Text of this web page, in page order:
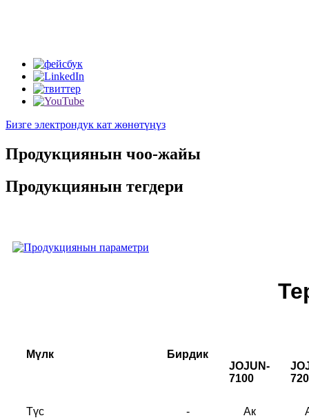
Бизге электрондук кат жөнөтүңүз
Продукциянын чоо-жайы
Продукциянын тегдери
Мүлк
Бирдик
JOJUN-
7100
Түс - Ак